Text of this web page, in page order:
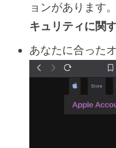
ョンがあります。
キュリティに関
あなたに合った